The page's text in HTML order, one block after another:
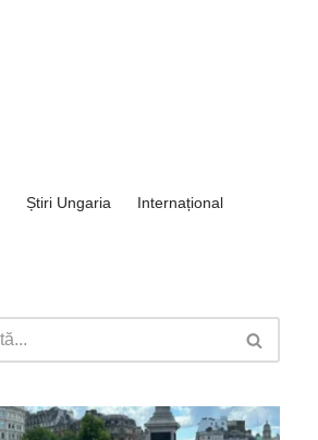
Știri Ungaria
Internațional